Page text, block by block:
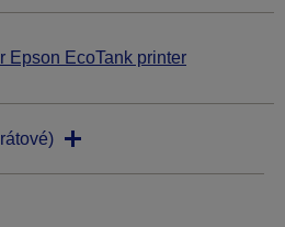
Epson EcoTank printer